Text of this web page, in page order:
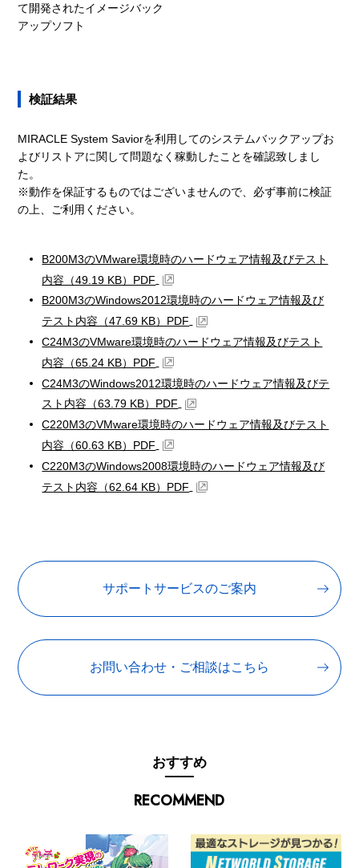
て開発されたイメージバック
アップソフト
検証結果
MIRACLE System Saviorを利用してのシステムバックアップお
よびリストアに関して問題なく稼動したことを確認致しまし
た。
※動作を保証するものではございませんので、必ず事前に検証
の上、ご利用ください。
B200M3のVMware環境時のハードウェア情報及びテスト
内容（49.19 KB）PDF
B200M3のWindows2012環境時のハードウェア情報及び
テスト内容（47.69 KB）PDF
C24M3のVMware環境時のハードウェア情報及びテスト
内容（65.24 KB）PDF
C24M3のWindows2012環境時のハードウェア情報及びテ
スト内容（63.79 KB）PDF
C220M3のVMware環境時のハードウェア情報及びテスト
内容（60.63 KB）PDF
C220M3のWindows2008環境時のハードウェア情報及び
テスト内容（62.64 KB）PDF
サポートサービスのご案内
お問い合わせ・ご相談はこちら
RECOMMEND
おすすめ